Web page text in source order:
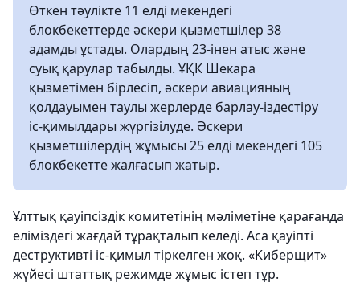
Өткен тәулікте 11 елді мекендегі
блокбекеттерде әскери қызметшілер 38
адамды ұстады. Олардың 23-інен атыс және
суық қарулар табылды. ҰҚК Шекара
қызметімен бірлесіп, әскери авиацияның
қолдауымен таулы жерлерде барлау-іздестіру
іс-қимылдары жүргізілуде. Әскери
қызметшілердің жұмысы 25 елді мекендегі 105
блокбекетте жалғасып жатыр.
Ұлттық қауіпсіздік комитетінің мәліметіне қарағанда
еліміздегі жағдай тұрақталып келеді. Аса қауіпті
деструктивті іс-қимыл тіркелген жоқ. «Киберщит»
жүйесі штаттық режимде жұмыс істеп тұр.